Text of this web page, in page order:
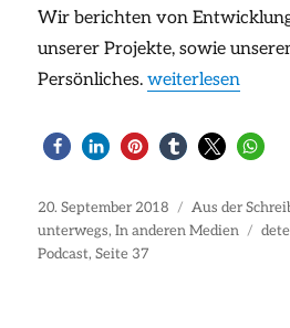
Wir berichten von
unserer Projekte, sowie
Persönliches.„Pocast-
weiterlesen
Veröffentlicht
am
20. September 2018 Kategorien
Aus der
unterwegs,In anderen Medien
Podcast,Seite 37